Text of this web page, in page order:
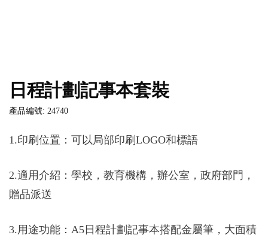
日程計劃記事本套裝
產品編號: 24740
1.印刷位置：可以局部印刷LOGO和標語
2.適用介紹：學校，教育機構，辦公室，政府部門，
贈品派送
3.用途功能：A5日程計劃記事本搭配金屬筆，大面積